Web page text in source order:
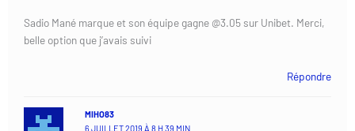
Sadio Mané marque et son équipe gagne @3.05 sur Unibet. Merci,
belle option que j’avais suivi
Répondre
MIHO83
6 JUILLET 2019 À 8 H 39 MIN